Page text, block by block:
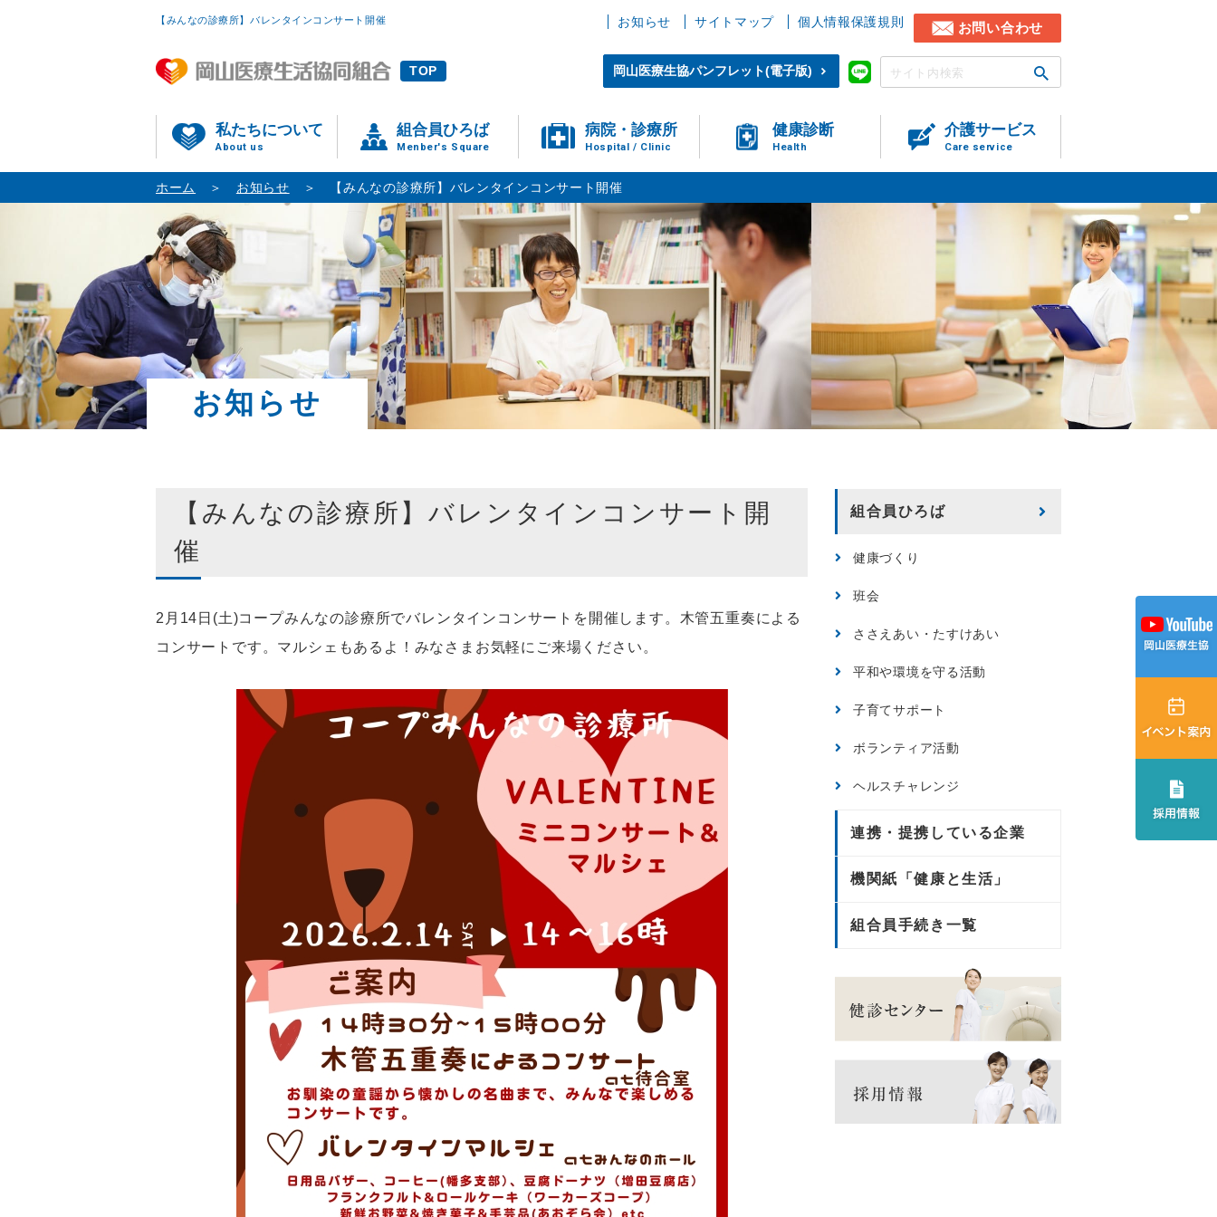
【みんなの診療所】バレンタインコンサート開催 お知らせ サイトマップ 個人情報保護規則 お問い合わせ
TOP 岡山医療生協パンフレット(電子版)
私たちについて
About us
組合員ひろば
Menber's Square
病院・診療所
Hospital / Clinic
健康診断
Health
介護サービス
Care service
ホーム お知らせ 【みんなの診療所】バレンタインコンサート開催
お知らせ
【みんなの診療所】バレンタインコンサート開
催
2月14日(土)コープみんなの診療所でバレンタインコンサートを開催します。木管五重奏による
コンサートです。マルシェもあるよ！みなさまお気軽にご来場ください。
組合員ひろば
健康づくり
班会
ささえあい・たすけあい
平和や環境を守る活動
子育てサポート
ボランティア活動
ヘルスチャレンジ
連携・提携している企業
機関紙「健康と生活」
組合員手続き一覧